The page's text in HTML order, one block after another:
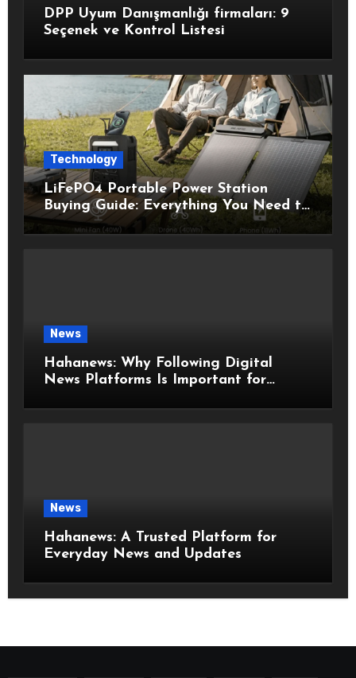
DPP Uyum Danışmanlığı firmaları: 9
Seçenek ve Kontrol Listesi
Technology
LiFePO4 Portable Power Station
Buying Guide: Everything You Need to
Know Before Choosing the Right
Model
News
Hahanews: Why Following Digital
News Platforms Is Important for
News
Hahanews: A Trusted Platform for
Everyday News and Updates